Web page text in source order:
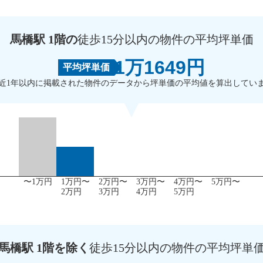
馬橋駅 1階の徒歩15分以内の物件の平均坪単価
平均坪単価 1万1649円
1年以内に掲載された物件のデータから坪単価の平均値を算出していま
〜1万円
1万円〜
2万円
2万円〜
3万円
3万円〜
4万円
4万円〜
5万円
5万円〜
橋駅 1階を除く 徒歩15分以内の物件の平均坪単